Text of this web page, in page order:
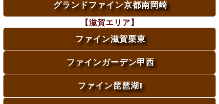
グランドファイン京都南岡崎
【滋賀エリア】
ファイン滋賀栗東
ファインガーデン甲西
ファイン琵琶湖I